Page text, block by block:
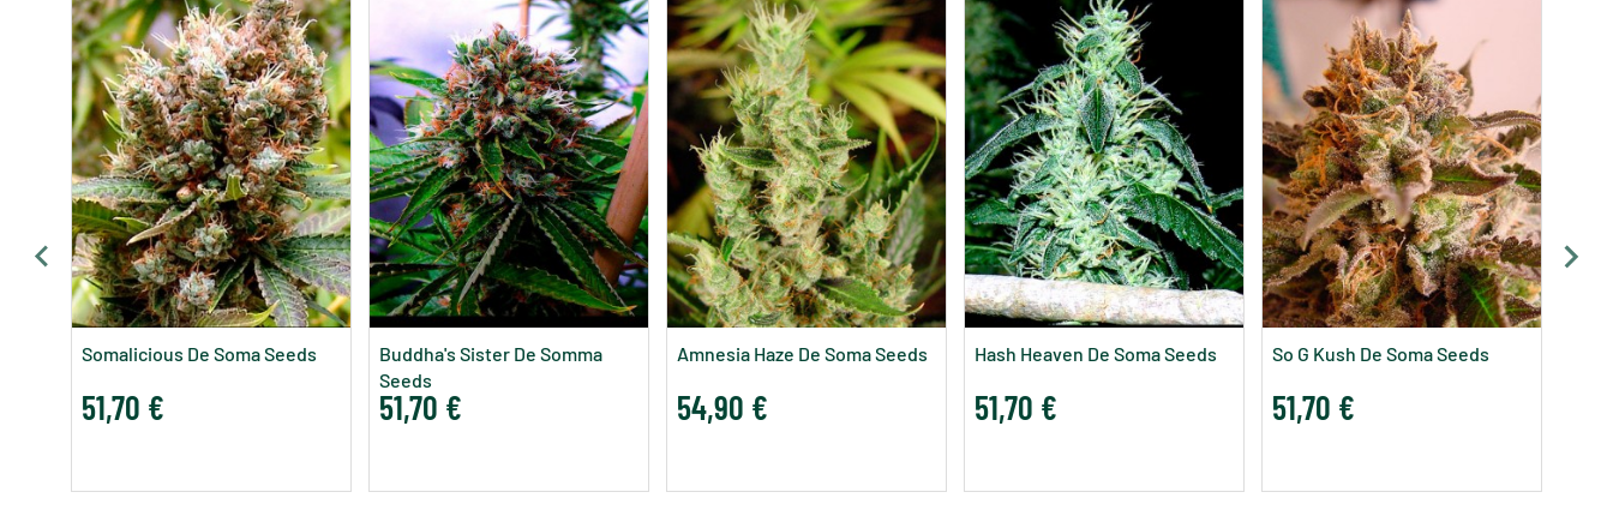
Somalicious De Soma Seeds
51,70 €
Buddha's Sister De Somma
Seeds
51,70 €
Amnesia Haze De Soma Seeds
54,90 €
Hash Heaven De Soma Seeds
51,70 €
So G Kush De Soma Seeds
51,70 €